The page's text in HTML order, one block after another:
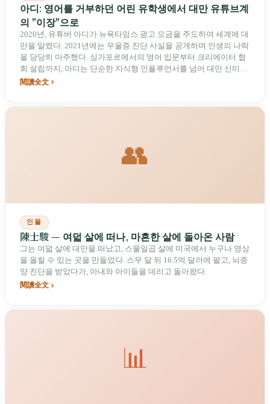
아디: 영어를 거부하던 어린 유학생에서 대만 유튜브계
의 "이장"으로
2020년, 유튜버 아디가 뉴욕타임스 광고 모금을 주도하여 세계에 대
만을 알렸다. 2021년에는 우울증 진단 사실을 공개하며 인생의 나락
을 당당히 마주했다. 싱가포르에서의 영어 입문부터 크리에이터 협
회 설립까지, 아디는 단순한 지식형 인플루언서를 넘어 대만 신미디
어 생태계의 선구자로 자리매김했다.
閱讀全文
👥
인물
陳士駿 — 여덟 살에 떠나, 마흔한 살에 돌아온 사람
그는 여덟 살에 대만을 떠났고, 스물일곱 살에 미국에서 누구나 영상
을 올릴 수 있는 곳을 만들었다. 스무 달 뒤 16.5억 달러에 팔고, 뇌종
양 진단을 받았다가, 아내와 아이들을 데리고 돌아왔다.
閱讀全文
📊